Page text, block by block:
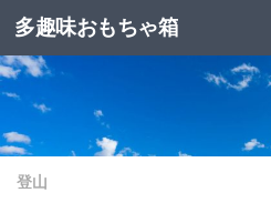
コンテンツへスキップ
多趣味おもちゃ箱
登山